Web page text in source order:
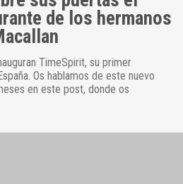
de los hermanos
TimeSpirit, su primer
Os hablamos de este nuevo
en este post, donde os